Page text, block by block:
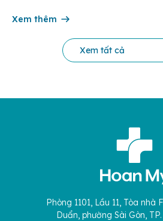
cứu Phát triển Doanh nghiệp Châu Á
Xem thêm
Xem tất cả
Phòng 1101, Lầu 11, Tòa nhà
Duẩn, phường Sài Gòn,